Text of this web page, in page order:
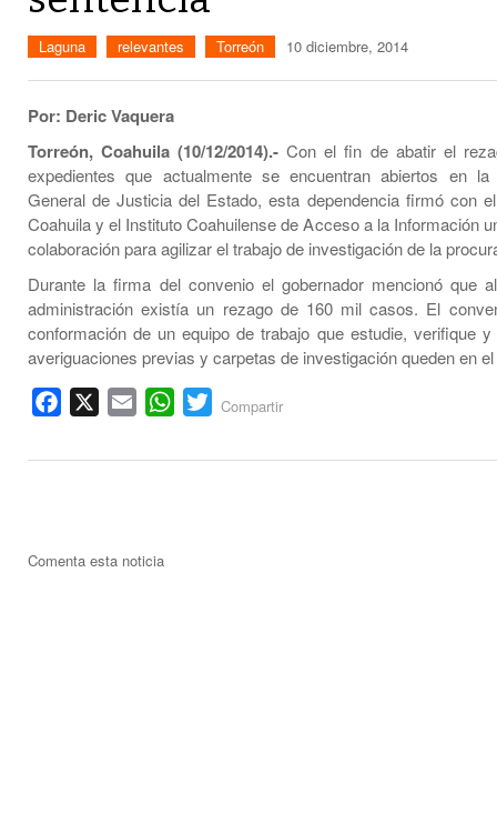
Laguna relevantes Torreón 10 diciembre, 2014
Por: Deric Vaquera
Torreón, Coahuila (10/12/2014).- Con el fin de abatir el
expedientes que actualmente se encuentran abiertos en la
General de Justicia del Estado, esta dependencia firmó con
Coahuila y el Instituto Coahuilense de Acceso a la Información
colaboración para agilizar el trabajo de investigación de la
Durante la firma del convenio el gobernador mencionó que
administración existía un rezago de 160 mil casos. El
conformación de un equipo de trabajo que estudie, verifique
averiguaciones previas y carpetas de investigación queden en
Facebook Email WhatsApp
Twitter
Compartir
Comenta esta noticia